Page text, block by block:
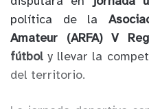
política de la
Amateur (ARFA) V
fútbol y llevar la
del territorio.